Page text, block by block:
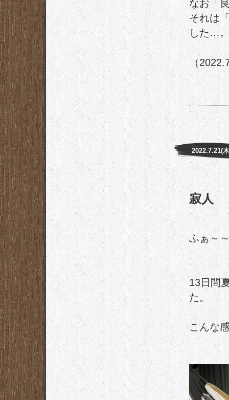
なお「
それは
した…
（
2022.7.21(
寂人
ふぁ～
13日間
た。
こんな